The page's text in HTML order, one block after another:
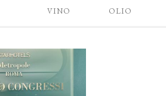
VINO OLIO